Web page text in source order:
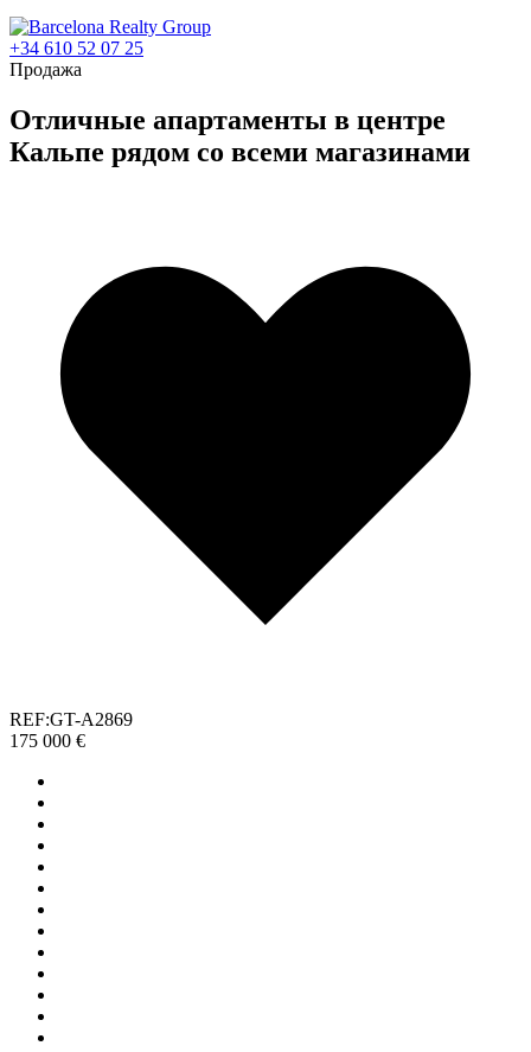
+34 610 52 07 25
Продажа
Отличные апартаменты в центре
Кальпе рядом со всеми магазинами
REF:GT-A2869
175 000 €